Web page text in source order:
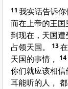
11 我实话告诉
而在上帝的王国
到现在，天国
占领天国。
13
天国的事情，
14
你们就应该相
耳能听的人，